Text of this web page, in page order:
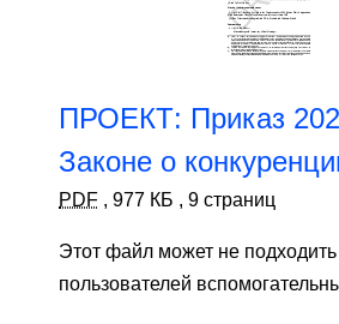
ПРОЕКТ: Приказ
Законе о
PDF , 977 КБ , 9 страниц
Этот файл может не
пользователей